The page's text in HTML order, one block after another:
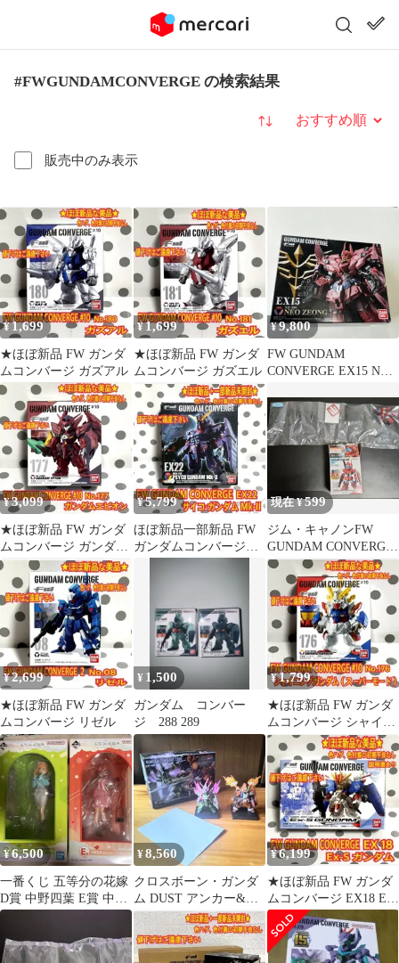
#FWGUNDAMCONVERGE の検索結果
販売中のみ表示
並び替え
¥1,699
★ほぼ新品 FW ガンダ
ムコンバージ ガズアル
¥1,699
★ほぼ新品 FW ガンダ
ムコンバージ ガズエル
¥9,800
FW GUNDAM
CONVERGE EX15 NZ-
¥3,099
★ほぼ新品 FW ガンダ
ムコンバージ ガンダム
エピオン
¥5,799
ほぼ新品一部新品 FW
ガンダムコンバージ
現在 ¥599
ジム・キャノンFW
GUNDAM CONVERGE
#26 RGC-80
¥2,699
★ほぼ新品 FW ガンダ
ムコンバージ リゼル
¥ 1,500
ガンダム コンバー
ジ 288 289
¥1,799
★ほぼ新品 FW ガンダ
ムコンバージ シャイニ
ングガンダム スーパー
モード
¥6,500
一番くじ 五等分の花嫁
D賞 中野四葉 E賞 中野
五月 フィギュアまとめ
¥8,560
クロスボーン・ガンダ
ム DUST アンカー&フ
ァントムV2セット
¥6,199
★ほぼ新品 FW ガンダ
ムコンバージ EX18 Ex-
Sガンダム